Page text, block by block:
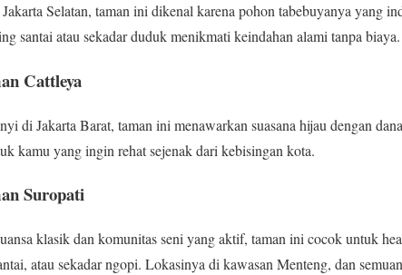
Selatan, taman ini dikenal karena pohon tabebuyanya yang
santai atau sekadar duduk menikmati keindahan alami tanpa biaya.
Cattleya
di Jakarta Barat, taman ini menawarkan suasana hijau dengan
kamu yang ingin rehat sejenak dari kebisingan kota.
Suropati
klasik dan komunitas seni yang aktif, taman ini cocok untuk
atau sekadar ngopi. Lokasinya di kawasan Menteng, dan